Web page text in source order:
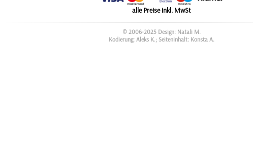
alle Preise inkl. MwSt
© 2006-2025 Design: Natali M.
Kodierung: Aleks K.; Seiteninhalt: Konsta A.